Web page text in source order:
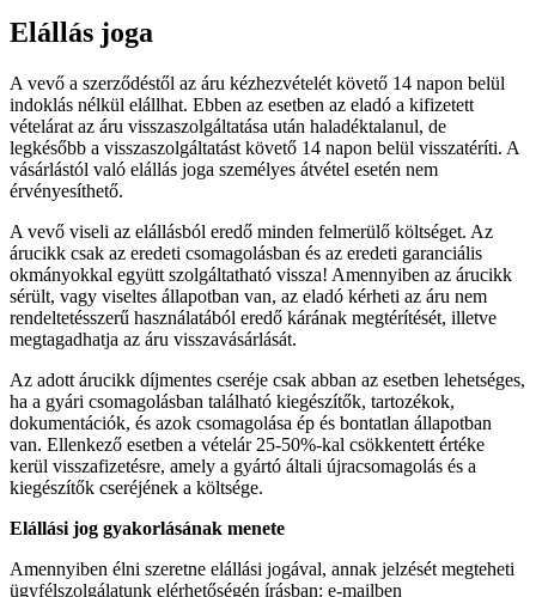
Elállás joga
A vevő a szerződéstől az áru kézhezvételét követő 14 napon belül
indoklás nélkül elállhat. Ebben az esetben az eladó a kifizetett
vételárat az áru visszaszolgáltatása után haladéktalanul, de
legkésőbb a visszaszolgáltatást követő 14 napon belül visszatéríti. A
vásárlástól való elállás joga személyes átvétel esetén nem
érvényesíthető.
A vevő viseli az elállásból eredő minden felmerülő költséget. Az
árucikk csak az eredeti csomagolásban és az eredeti garanciális
okmányokkal együtt szolgáltatható vissza! Amennyiben az árucikk
sérült, vagy viseltes állapotban van, az eladó kérheti az áru nem
rendeltetésszerű használatából eredő kárának megtérítését, illetve
megtagadhatja az áru visszavásárlását.
Az adott árucikk díjmentes cseréje csak abban az esetben lehetséges,
ha a gyári csomagolásban található kiegészítők, tartozékok,
dokumentációk, és azok csomagolása ép és bontatlan állapotban
van. Ellenkező esetben a vételár 25-50%-kal csökkentett értéke
kerül visszafizetésre, amely a gyártó általi újracsomagolás és a
kiegészítők cseréjének a költsége.
Elállási jog gyakorlásának menete
Amennyiben élni szeretne elállási jogával, annak jelzését megteheti
ügyfélszolgálatunk elérhetőségén írásban: e-mailben